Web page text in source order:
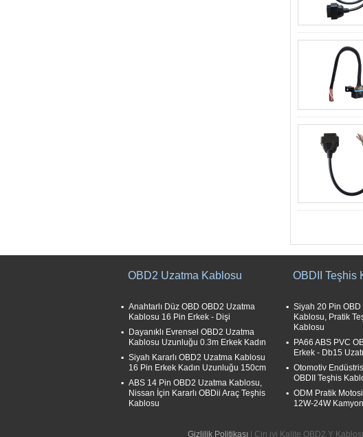
OBD2 Uzatma Kablosu
Anahtarlı Düz ​​OBD OBD2 Uzatma
Kablosu 16 Pin Erkek - Dişi
Dayanıklı Evrensel OBD2 Uzatma
Kablosu Uzunluğu 0.3m Erkek Kadın
Siyah Kararlı OBD2 Uzatma Kablosu
16 Pin Erkek Kadın Uzunluğu 150cm
ABS 14 Pin OBD2 Uzatma Kablosu,
Nissan İçin Kararlı OBDii Araç Teşhis
Kablosu
OBDII Teşhis
Siyah 20 Pin OBD
Kablosu, Pratik
Kablosu
PA66 ABS PVC
Erkek - Db15
Otomotiv
OBDII Teşhis
ODM Pratik
12W-24W
Gizlilik Politikası | Çin iyi Kalite OBD2 Y